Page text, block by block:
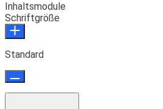
Inhaltsmodule
Schriftgröße
Standard